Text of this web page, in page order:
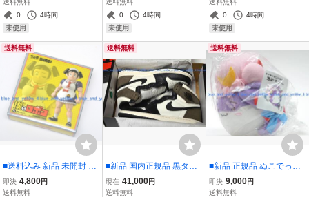
か☆マギカ 俺の妹がこん
なに可愛いわけがない
送料無料
0
4時間
未使用
DH2482-100 US7
送料無料
0
4時間
未使用
W OG QS BE@RBRICK C
Z5127-001 US9.5
送料無料
0
4時間
未使用
送料無料
■送料込み 新品 未開封 千
値練 RIOBOT 僕とロボコ
鋼鉄のロボコ アニメ版 ア
即決 4,800円
送料無料
送料無料
■新品 国内正規品 黒タグ
付き 25.5cm NIKE AIR JO
RDAN 1 RETRO HIGH O
現在 41,000円
送料無料
送料無料
■新品 正規品 ぬこでっぽ
う 東方Project すくすくぬ
いぐるみ ぱちゅりー パチ
即決 9,000円
送料無料